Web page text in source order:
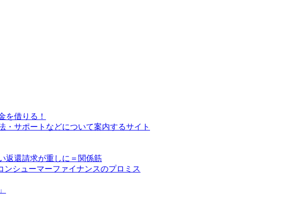
を借りる！
・サポートなどについて案内するサイト
返還請求が重しに＝関係筋
シューマーファイナンスのプロミス